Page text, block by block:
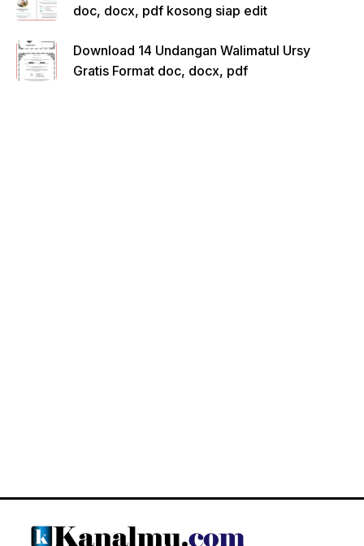
doc, docx, pdf kosong siap edit
Download 14 Undangan Walimatul Ursy
Gratis Format doc, docx, pdf